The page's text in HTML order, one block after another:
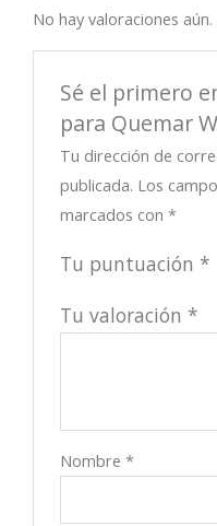
No hay valoraciones aún.
Sé el primero
para Quemar
Tu dirección de
publicada. Los
marcados con*
Tu puntuación *
Tu valoración *
Nombre*